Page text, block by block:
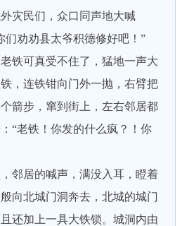
灾民们，众口同声地大喊
们劝劝县太爷积德修好吧！”
可真受不住了，猛地一声大
，连铁钳向门外一抛，右臂把
箭步，窜到街上，左右邻居都
“老铁！你发的什么疯？！你
居的喊声，满没入耳，瞪着
向北城门洞奔去，北城的城门
还加上一具大铁锁。城洞内由